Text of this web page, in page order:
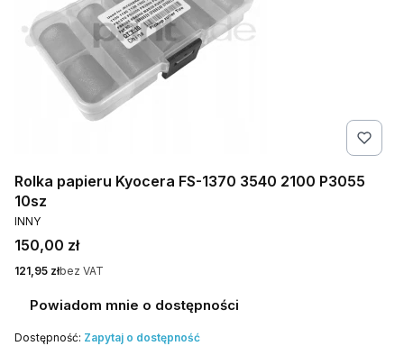
Rolka papieru Kyocera FS-1370 3540 2100 P3055
10sz
PRODUCENT
INNY
Cena
150,00 zł
Cena
121,95 złbez VAT
Powiadom mnie o dostępności
Dostępność: Zapytaj o dostępność